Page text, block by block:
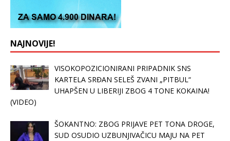
NAJNOVIJE!
VISOKOPOZICIONIRANI PRIPADNIK SNS
KARTELA SRĐAN SELEŠ ZVANI „PITBUL“
UHAPŠEN U LIBERIJI ZBOG 4 TONE KOKAINA!
(VIDEO)
ŠOKANTNO: ZBOG PRIJAVE PET TONA DROGE,
SUD OSUDIO UZBUNJIVAČICU MAJU NA PET